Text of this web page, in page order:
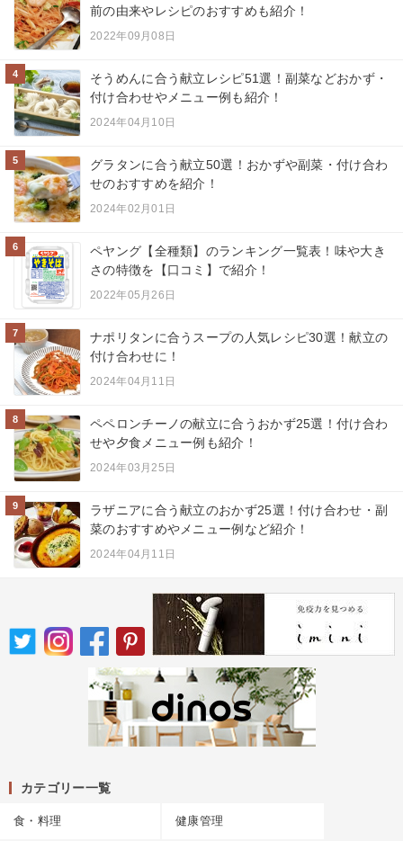
前の由来やレシピのおすすめも紹介！
2022年09月08日
4
そうめんに合う献立レシピ51選！副菜などおかず・
付け合わせやメニュー例も紹介！
2024年04月10日
5
グラタンに合う献立50選！おかずや副菜・付け合わ
せのおすすめを紹介！
2024年02月01日
6
ペヤング【全種類】のランキング一覧表！味や大き
さの特徴を【口コミ】で紹介！
2022年05月26日
7
ナポリタンに合うスープの人気レシピ30選！献立の
付け合わせに！
2024年04月11日
8
ペペロンチーノの献立に合うおかず25選！付け合わ
せや夕食メニュー例も紹介！
2024年03月25日
9
ラザニアに合う献立のおかず25選！付け合わせ・副
菜のおすすめやメニュー例など紹介！
2024年04月11日
カテゴリー一覧
食・料理 健康管理